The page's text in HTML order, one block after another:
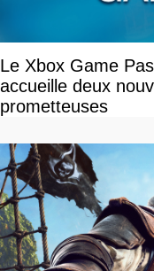
Le Xbox Game
accueille deux
prometteuses